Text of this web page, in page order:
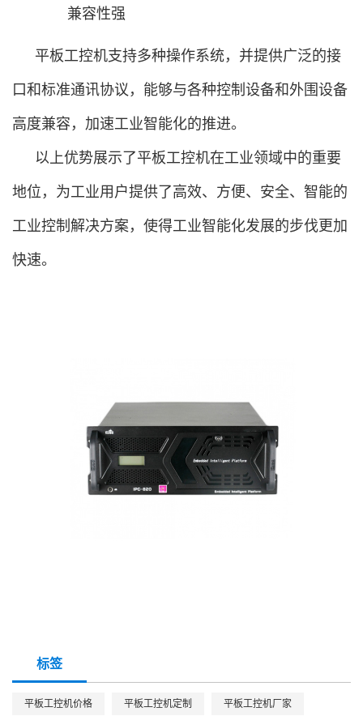
兼容性强
平板工控机支持多种操作系统，并提供广泛的接
口和标准通讯协议，能够与各种控制设备和外围设备
高度兼容，加速工业智能化的推进。
以上优势展示了平板工控机在工业领域中的重要
地位，为工业用户提供了高效、方便、安全、智能的
工业控制解决方案，使得工业智能化发展的步伐更加
快速。
标签
平板工控机价格 平板工控机定制 平板工控机厂家